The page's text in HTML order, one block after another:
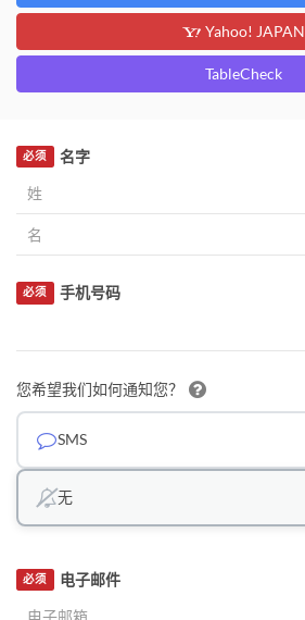
Yahoo! JAPAN
TableCheck
名字
必须
手机号码
必须
您希望我们如何通知您？
SMS
无
电子邮件
必须